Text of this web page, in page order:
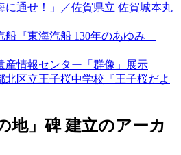
に通せ！」／佐賀県立 佐賀城本丸
船『東海汽船 130年のあゆみ
産情報センター「群像」展示
北区立王子桜中学校『王子桜だよ
地」碑 建立のアーカ